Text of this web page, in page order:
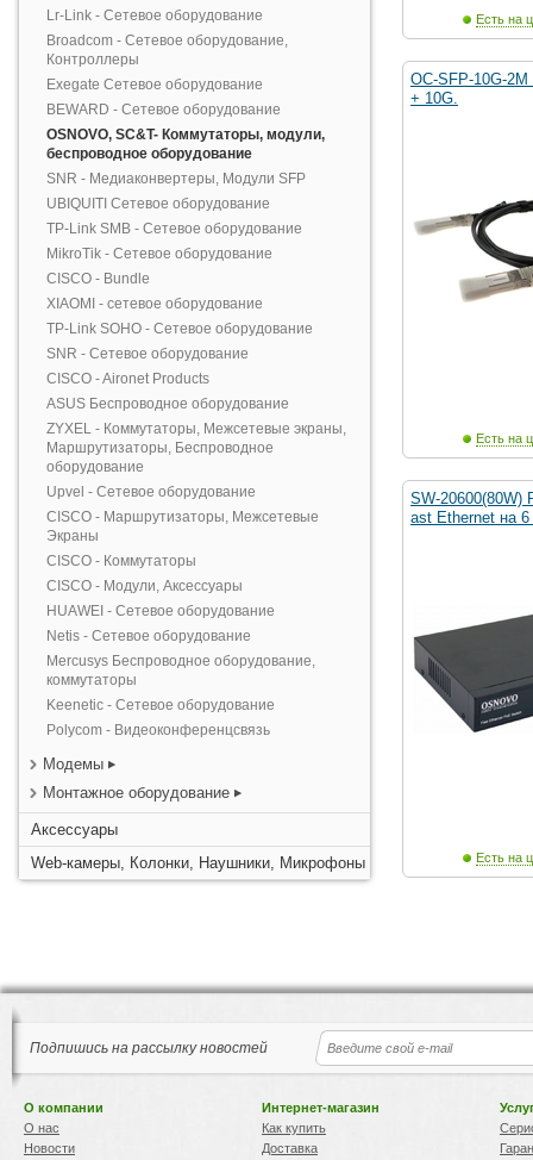
Lr-Link - Сетевое оборудование
Broadcom - Сетевое оборудование,
Контроллеры
Exegate Сетевое оборудование
BEWARD - Сетевое оборудование
OSNOVO, SC&T- Коммутаторы, модули,
беспроводное оборудование
SNR - Медиаконвертеры, Модули SFP
UBIQUITI Сетевое оборудование
TP-Link SMB - Сетевое оборудование
MikroTik - Сетевое оборудование
CISCO - Bundle
XIAOMI - сетевое оборудование
TP-Link SOHO - Сетевое оборудование
SNR - Сетевое оборудование
CISCO - Aironet Products
ASUS Беспроводное оборудование
ZYXEL - Коммутаторы, Межсетевые экраны,
Маршрутизаторы, Беспроводное
оборудование
Upvel - Сетевое оборудование
CISCO - Маршрутизаторы, Межсетевые
Экраны
CISCO - Коммутаторы
CISCO - Модули, Аксессуары
HUAWEI - Сетевое оборудование
Netis - Сетевое оборудование
Mercusys Беспроводное оборудование,
коммутаторы
Keenetic - Сетевое оборудование
Polycom - Видеоконференцсвязь
Модемы
Монтажное оборудование
Аксессуары
Web-камеры, Колонки, Наушники, Микрофоны
Есть на
OC-SFP-10G-
+ 10G.
Есть на
SW-20600(80W)
ast Ethernet на 6
Есть на
Подпишись на рассылку новостей
О компании
О нас
Новости
Интернет-магазин
Как купить
Доставка